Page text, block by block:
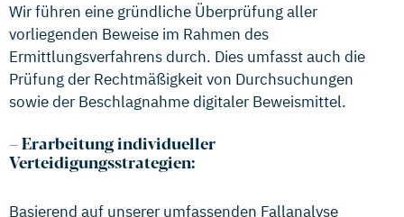
Wir führen eine gründliche Überprüfung aller
vorliegenden Beweise im Rahmen des
Ermittlungsverfahrens durch. Dies umfasst auch die
Prüfung der Rechtmäßigkeit von Durchsuchungen
sowie der Beschlagnahme digitaler Beweismittel.
– Erarbeitung individueller
Verteidigungsstrategien:
Basierend auf unserer umfassenden Fallanalyse